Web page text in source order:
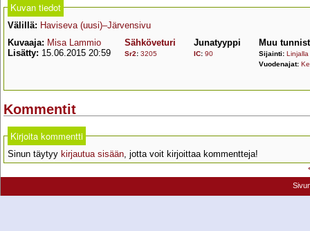
Kuvan tiedot
Välillä: Haviseva (uusi)–Järvensivu
Kuvaaja: Misa Lammio
Lisätty: 15.06.2015 20:59
Sähköveturi
Sr2: 3205
Junatyyppi
IC: 90
Muu
Sijainti: Linjalla
Vuodenajat:
Kommentit
Kirjoita kommentti
Sinun täytyy kirjautua sisään, jotta voit kirjoittaa kommentteja!